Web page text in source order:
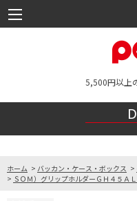
5,500円以上
ホーム > バッカン・ケース・ボックス >
> ＳＯＭ）グリップホルダーＧＨ４５Ａ